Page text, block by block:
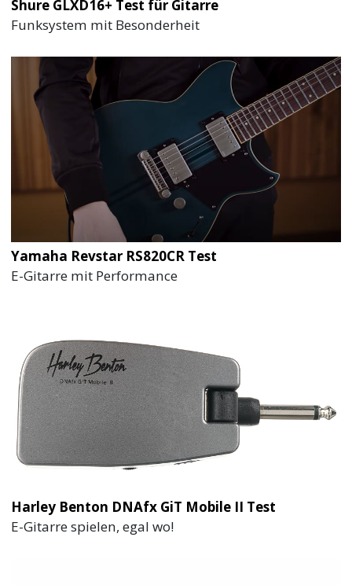
Shure GLXD16+ Test für Gitarre
Funksystem mit Besonderheit
Yamaha Revstar RS820CR Test
E-Gitarre mit Performance
Harley Benton DNAfx GiT Mobile II Test
E-Gitarre spielen, egal wo!